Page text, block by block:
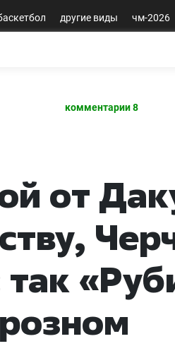
другие виды чм-2026
комментарии 8
от